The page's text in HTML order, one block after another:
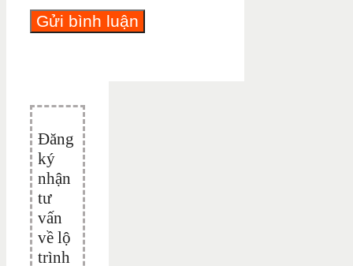
Đăng
ký
nhận
tư
vấn
về lộ
trình